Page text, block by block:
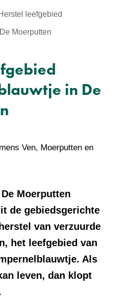
leefgebied
Moerputten
in De
Ven, Moerputten en
Moerputten
de gebiedsgerichte
van verzuurde
het leefgebied van
Als
leven, dan klopt